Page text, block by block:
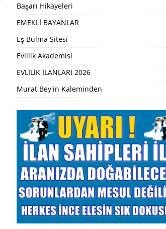
Başarı Hikayeleri
EMEKLİ BAYANLAR
Eş Bulma Sitesi
Evlilik Akademisi
EVLİLİK İLANLARI 2026
Murat Bey'in Kaleminden